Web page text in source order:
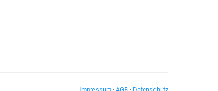
Impressum·AGB · Datenschutz